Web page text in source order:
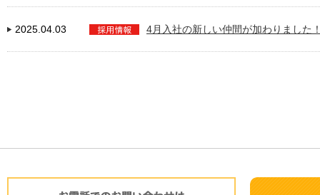
2025.04.03 4月入社の新しい仲間が加わりました